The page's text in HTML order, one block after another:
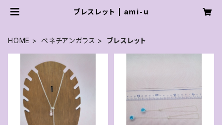
ブレスレット | ami-u
HOME ベネチアンガラス ブレスレット